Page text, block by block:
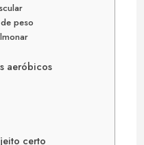
peso
aeróbicos
certo